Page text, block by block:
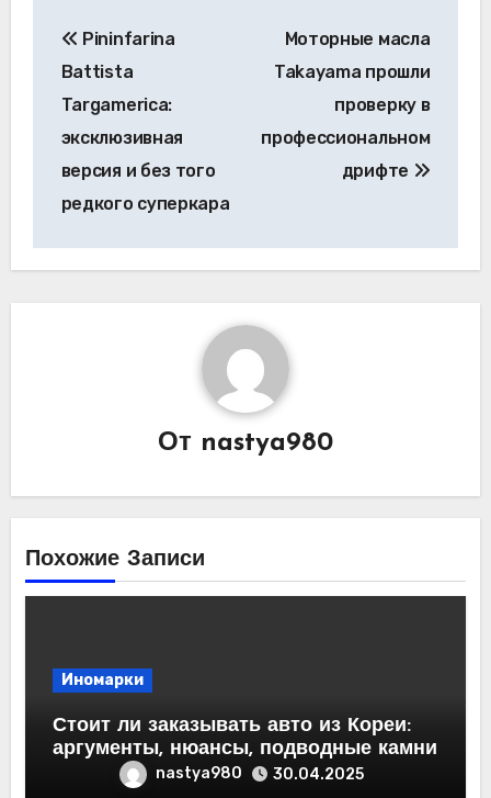
по
записям
Pininfarina
Battista
Targamerica:
эксклюзивная
версия и без того
редкого суперкара
Моторные масла
Takayama прошли
проверку в
профессиональном
дрифте
От nastya980
Похожие Записи
Иномарки
Стоит ли заказывать авто из Кореи:
аргументы, нюансы, подводные камни
nastya980 30.04.2025